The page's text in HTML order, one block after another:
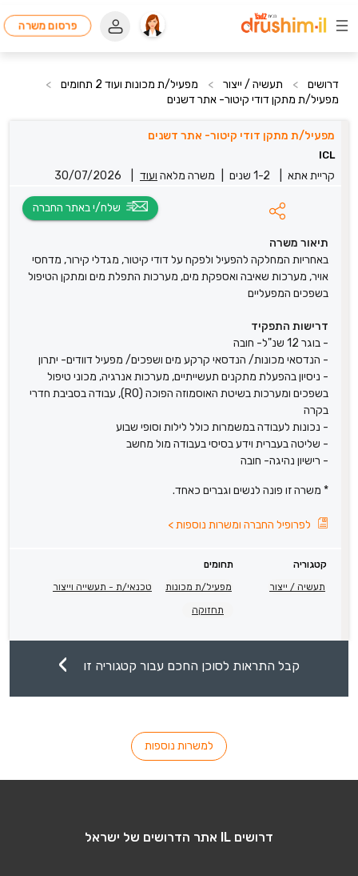
פרסום משרה
דרושים > תעשיה / ייצור > מפעיל/ת מכונות ועוד 2 תחומים
>
מפעיל/ת מתקן דודי קיטור- אתר דשנים
מפעיל/ת מתקן דודי קיטור- אתר דשנים
ICL
קריית אתא 1-2 שנים משרה מלאה ועוד 30/07/2026
תיאור משרה
באחריות המחלקה להפעיל ולפקח על דודי קיטור, מגדלי קירור, מדחסי
אויר, מערכות שאיבה ואספקת מים, מערכות התפלת מים ומתקן הטיפול
בשפכים המפעליים
דרישות התפקיד
- בוגר 12 שנ"ל- חובה
- הנדסאי מכונות/ הנדסאי קרקע מים ושפכים/ מפעיל דוודים- יתרון
- ניסיון בהפעלת מתקנים תעשייתיים, מערכות אנרגיה, מכוני טיפול
בשפכים ומערכות בשיטת האוסמוזה הפוכה (RO), עבודה בסביבת חדרי
בקרה
- נכונות לעבודה במשמרות כולל לילות וסופי שבוע
- שליטה בעברית וידע בסיסי בעבודה מול מחשב
- רישיון נהיגה- חובה
* משרה זו פונה לנשים וגברים כאחד.
לפרופיל החברה ומשרות נוספות>
קטגוריה
תחומים
תעשיה / ייצור
מפעיל/ת מכונות טכנאי/ת - תעשייה וייצור
תחזוקה
קבל התראות לסוכן החכם עבור קטגוריה זו
למשרות נוספות
דרושים IL אתר הדרושים של ישראל